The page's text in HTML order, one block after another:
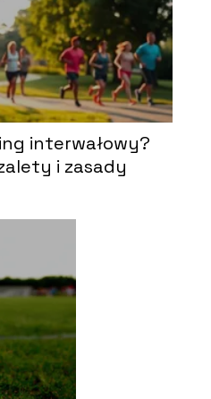
interwałowy?
i zasady